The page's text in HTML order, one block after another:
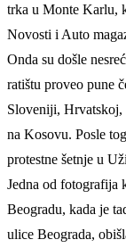
trka u Monte Karlu,
Novosti i Auto
Onda su došle
ratištu proveo pune
Sloveniji, Hrvatskoj,
na Kosovu. Posle
protestne šetnje u
Jedna od fotografija
Beogradu, kada je
ulice Beograda,